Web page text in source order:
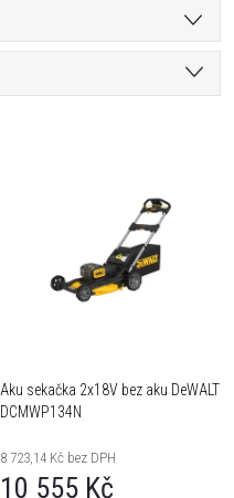
Aku sekačka 2x18V bez aku DeWALT
DCMWP134N
8 723,14 Kč bez DPH
10 555 Kč